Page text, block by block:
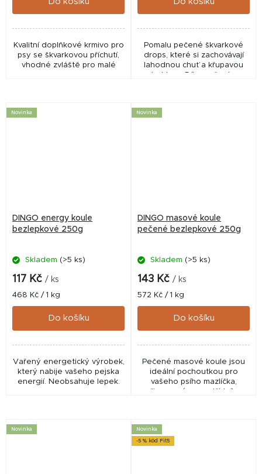
Kvalitní doplňkové krmivo pro
psy se škvarkovou příchutí,
vhodné zvláště pro malé
Pomalu pečené škvarkové
drops, které si zachovávají
lahodnou chuť a křupavou
strukturu. Díky pečení se
Novinka
DINGO energy koule
bezlepkové 250g
Skladem (>5 ks)
117 Kč / ks
Měrná
cena:
468 Kč / 1 kg
Do košíku
Vařený energetický výrobek,
který nabije vašeho pejska
energií. Neobsahuje lepek.
Novinka
DINGO masové koule
pečené bezlepkové 250g
Skladem (>5 ks)
143 Kč / ks
Měrná
cena:
572 Kč / 1 kg
Do košíku
Pečené masové koule jsou
ideální pochoutkou pro
vašeho psího mazlíčka,
Novinka Novinka
-5 % kód Fit5